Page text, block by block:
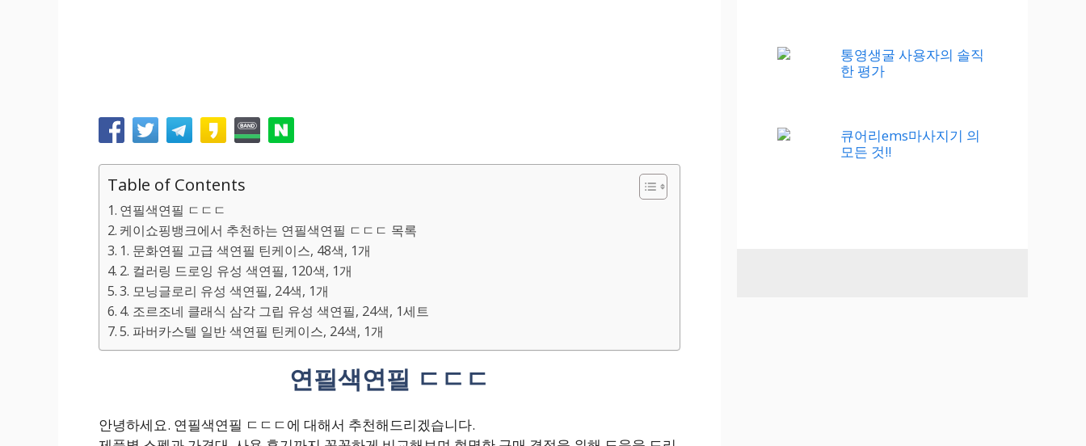
Table of Contents
연필색연필 ㄷㄷㄷ
케이쇼핑뱅크에서 추천하는 연필색연필 ㄷㄷㄷ 목록
1. 문화연필 고급 색연필 틴케이스, 48색, 1개
2. 컬러링 드로잉 유성 색연필, 120색, 1개
3. 모닝글로리 유성 색연필, 24색, 1개
4. 조르조네 클래식 삼각 그립 유성 색연필, 24색, 1세트
5. 파버카스텔 일반 색연필 틴케이스, 24색, 1개
연필색연필 ㄷㄷㄷ
안녕하세요. 연필색연필 ㄷㄷㄷ에 대해서 추천해드리겠습니다.
통영생굴 사용자의 솔직
한 평가
큐어리ems마사지기 의
모든 것!!